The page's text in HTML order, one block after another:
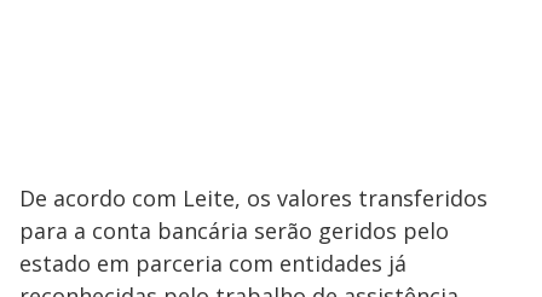
De acordo com Leite, os valores transferidos
para a conta bancária serão geridos pelo
estado em parceria com entidades já